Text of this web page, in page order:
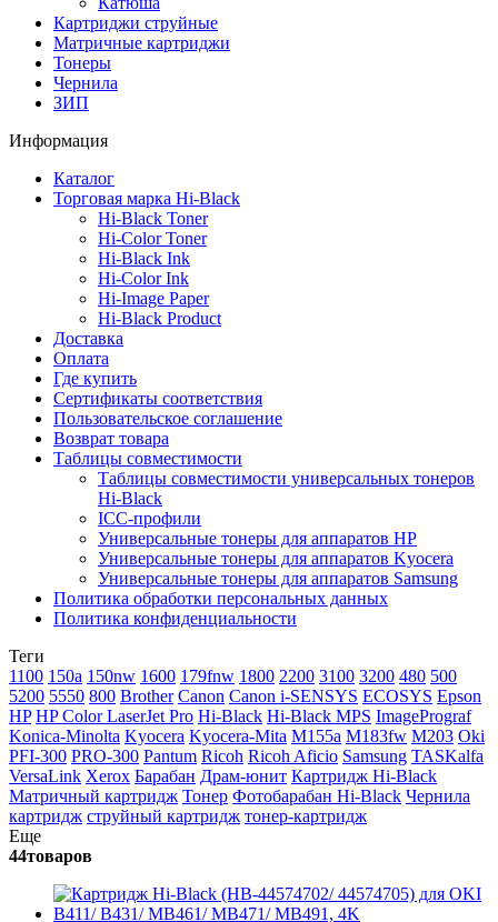
Картриджи струйные
Матричные картриджи
Тонеры
Чернила
ЗИП
Информация
Каталог
Торговая марка Hi-Black
Hi-Black Toner
Hi-Color Toner
Hi-Black Ink
Hi-Color Ink
Hi-Image Paper
Hi-Black Product
Доставка
Оплата
Где купить
Сертификаты соответствия
Пользовательское соглашение
Возврат товара
Таблицы совместимости
Таблицы совместимости универсальных тонеров
Hi-Black
ICC-профили
Универсальные тонеры для аппаратов HP
Универсальные тонеры для аппаратов Kyocera
Универсальные тонеры для аппаратов Samsung
Политика обработки персональных данных
Политика конфиденциальности
Теги
1100 150a 150nw 1600 179fnw 1800 2200 3100 3200 480 500
5200 5550 800 Brother Canon Canon i-SENSYS ECOSYS Epson
HP HP Color LaserJet Pro Hi-Black Hi-Black MPS ImagePrograf
Konica-Minolta Kyocera Kyocera-Mita M155a M183fw M203 Oki
PFI-300 PRO-300 Pantum Ricoh Ricoh Aficio Samsung TASKalfa
VersaLink Xerox Барабан Драм-юнит Картридж Hi-Black
Матричный картридж Тонер Фотобарабан Hi-Black Чернила
картридж струйный картридж тонер-картридж
Еще
44товаров